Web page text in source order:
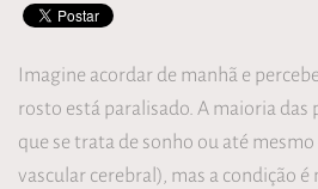
Imagine acordar de manhã e
rosto está paralisado. A maioria das
que se trata de sonho ou até
vascular cerebral), mas a condição